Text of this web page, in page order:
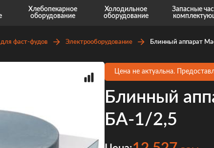
+996 (559)
Хлебопекарное
оборудование
Холодильное
оборудование
Запасные
фаст-фудов Электрооборудование Блинный аппарат
Цена не актуальна.
Блинный
БА-1/2,5